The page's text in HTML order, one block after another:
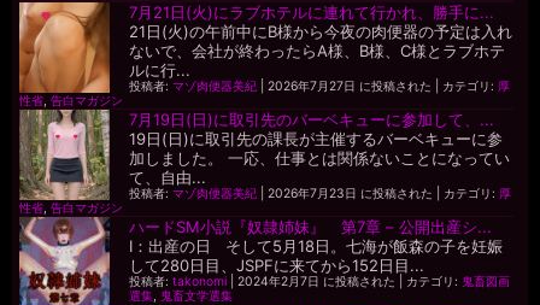
7月21日(火)にラブホテルに連れて行かれ、勝手に...
21日(火)の午前中にB様から今夜の肉便器の予定は入れ
ないで、会社が終わったらA様、B様、C様とラブホテ
ルに行...
投稿者:マゾ肉便器美紀 |2026年7月27日 に投稿された カテゴリ: 厚
性省,告白マガジン
7月19日(日)に取引先のバーベキューに参加して、...
19日(日)に取引先の課長が主催するバーベキューに参
加しました。 一応、仕事とは関係ないことになってい
て、自由...
投稿者:マゾ肉便器美紀 |2026年7月23日 に投稿された カテゴリ: 厚
性省,告白マガジン
ハードSM小説『奴隷姉妹』 第7章 – 公開出産シ...
I：出産の日 そして5月18日。七海が飯森の子を妊娠
して280日目、JSPFに来てから152日目...
投稿者:takonomi |2024年2月7日 に投稿された カテゴリ: 鬼畜図画
選集, 鬼畜文学選集